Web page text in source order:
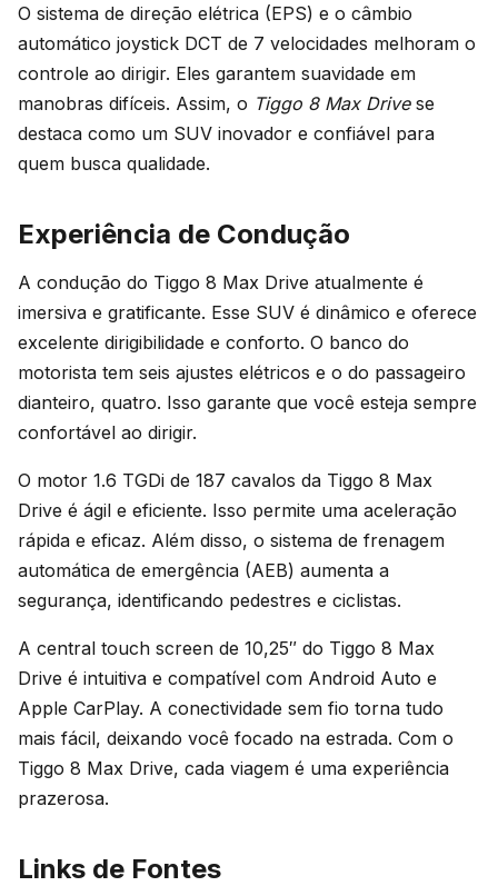
O sistema de direção elétrica (EPS) e o câmbio
automático joystick DCT de 7 velocidades melhoram o
controle ao dirigir. Eles garantem suavidade em
manobras difíceis. Assim, o Tiggo 8 Max Drivese
destaca como um SUV inovador e confiável para
quem busca qualidade.
Experiência de Condução
A condução do Tiggo 8 Max Drive atualmente é
imersiva e gratificante. Esse SUV é dinâmico e oferece
excelente dirigibilidade e conforto. O banco do
motorista tem seis ajustes elétricos e o do passageiro
dianteiro, quatro. Isso garante que você esteja sempre
confortável ao dirigir.
O motor 1.6 TGDi de 187 cavalos da Tiggo 8 Max
Drive é ágil e eficiente. Isso permite uma aceleração
rápida e eficaz. Além disso, o sistema de frenagem
automática de emergência (AEB) aumenta a
segurança, identificando pedestres e ciclistas.
A central touch screen de 10,25″ do Tiggo 8 Max
Drive é intuitiva e compatível com Android Auto e
Apple CarPlay. A conectividade sem fio torna tudo
mais fácil, deixando você focado na estrada. Com o
Tiggo 8 Max Drive, cada viagem é uma experiência
prazerosa.
Links de Fontes